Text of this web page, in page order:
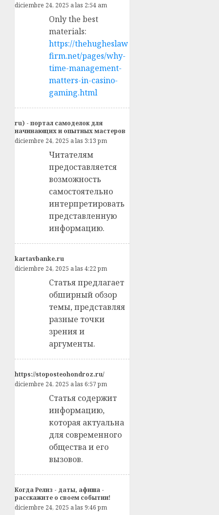
diciembre 24, 2025 a las 2:54 am
Only the best
materials:
https://thehugheslaw
firm.net/pages/why-
time-management-
matters-in-casino-
gaming.html
ru) - портал самоделок для
начинающих и опытных мастеров
diciembre 24, 2025 a las 3:13 pm
Читателям
предоставляется
возможность
самостоятельно
интерпретировать
представленную
информацию.
kartavbanke.ru
diciembre 24, 2025 a las 4:22 pm
Статья предлагает
обширный обзор
темы, представляя
разные точки
зрения и
аргументы.
https://stoposteohondroz.ru/
diciembre 24, 2025 a las 6:57 pm
Статья содержит
информацию,
которая актуальна
для современного
общества и его
вызовов.
Когда Релиз - даты, афиша -
расскажите о своем событии!
diciembre 24, 2025 a las 9:46 pm